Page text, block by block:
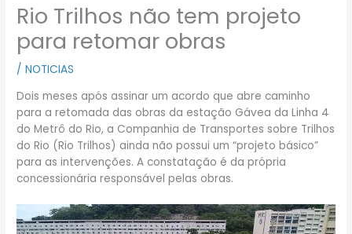
Rio Trilhos não tem projeto
para retomar obras
/NOTICIAS
Dois meses após assinar um acordo que abre caminho
para a retomada das obras da estação Gávea da Linha 4
do Metrô do Rio, a Companhia de Transportes sobre Trilhos
do Rio (Rio Trilhos) ainda não possui um “projeto básico”
para as intervenções. A constatação é da própria
concessionária responsável pelas obras.